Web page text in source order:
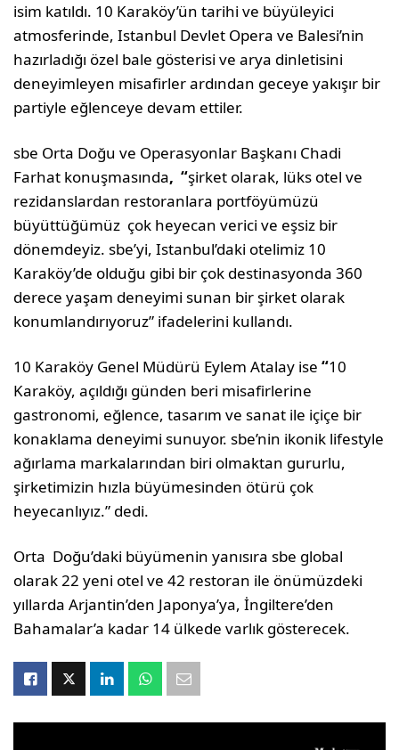
isim katıldı. 10 Karaköy’ün tarihi ve büyüleyici
atmosferinde, Istanbul Devlet Opera ve Balesi’nin
hazırladığı özel bale gösterisi ve arya dinletisini
deneyimleyen misafirler ardından geceye yakışır bir
partiyle eğlenceye devam ettiler.
sbe Orta Doğu ve Operasyonlar Başkanı Chadi
Farhat konuşmasında, “şirket olarak, lüks otel ve
rezidanslardan restoranlara portföyümüzü
büyüttüğümüz çok heyecan verici ve eşsiz bir
dönemdeyiz. sbe’yi, Istanbul’daki otelimiz 10
Karaköy’de olduğu gibi bir çok destinasyonda 360
derece yaşam deneyimi sunan bir şirket olarak
konumlandırıyoruz” ifadelerini kullandı.
10 Karaköy Genel Müdürü Eylem Atalay ise “10
Karaköy, açıldığı günden beri misafirlerine
gastronomi, eğlence, tasarım ve sanat ile içiçe bir
konaklama deneyimi sunuyor. sbe’nin ikonik lifestyle
ağırlama markalarından biri olmaktan gururlu,
şirketimizin hızla büyümesinden ötürü çok
heyecanlıyız.” dedi.
Orta Doğu’daki büyümenin yanısıra sbe global
olarak 22 yeni otel ve 42 restoran ile önümüzdeki
yıllarda Arjantin’den Japonya’ya, İngiltere’den
Bahamalar’a kadar 14 ülkede varlık gösterecek.